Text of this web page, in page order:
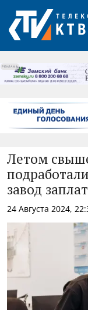
РЕКЛАМА
Летом
завод
24 Августа 2024,